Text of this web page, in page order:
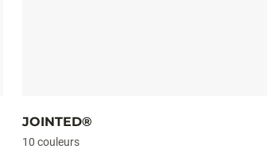
JOINTED®
10 couleurs